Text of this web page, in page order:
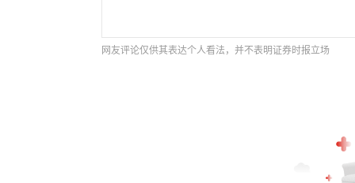
网友评论仅供其表达个人看法，并不表明证券时报立场